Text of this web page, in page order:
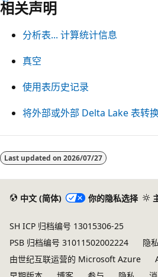
相关声明
分析表... 计算统计信息
真空
使用表历史记录
将外部或外部 Delta Lake 表转
Last updated on 2026/07/27
中文 (简体) 你的隐私选择
SH ICP 归档编号 13015306-25
PSB 归档编号 31011502002224
隐私
由世纪互联运营的 Microsoft Azure